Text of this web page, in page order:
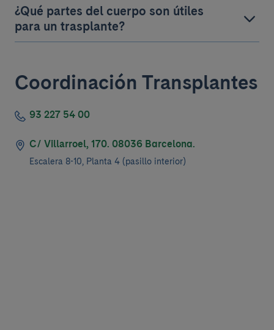
¿Qué partes del cuerpo son útiles
para un trasplante?
Coordinación Transplantes
93 227 54 00
C/ Villarroel, 170. 08036 Barcelona.
Escalera 8-10, Planta 4 (pasillo interior)